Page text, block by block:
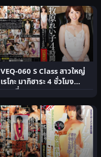
VEQ-060 S Class สาวใหญ่
เรโกะ มากิฮาระ 4 ชั่วโมง
ตอนที่ 2